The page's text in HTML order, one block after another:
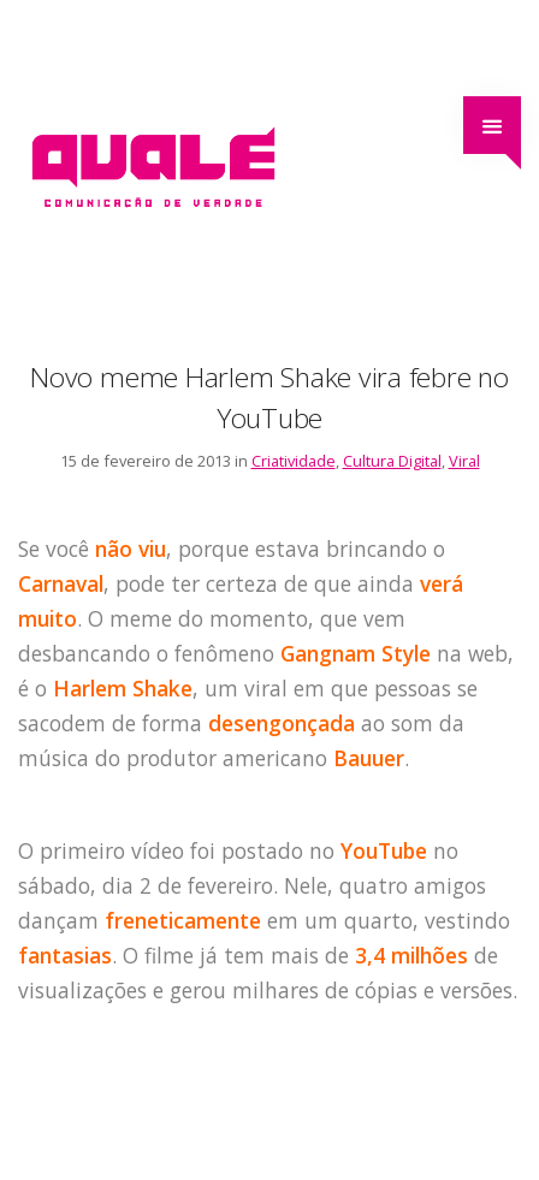
Novo meme Harlem Shake vira febre no
YouTube
15 de fevereiro de 2013 in Criatividade,Cultura Digital,Viral
Se você não viu, porque estava brincando o
Carnaval, pode ter certeza de que ainda verá
muito. O meme do momento, que vem
desbancando o fenômeno Gangnam Style na web,
é o Harlem Shake, um viral em que pessoas se
sacodem de forma desengonçada ao som da
música do produtor americano Bauuer.
O primeiro vídeo foi postado no YouTube no
sábado, dia 2 de fevereiro. Nele, quatro amigos
dançam freneticamente em um quarto, vestindo
fantasias. O filme já tem mais de 3,4 milhões de
visualizações e gerou milhares de cópias e versões.